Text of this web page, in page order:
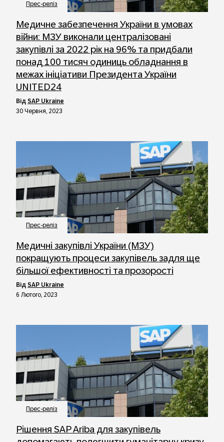
Прес-реліз
Медичне забезпечення України в умовах
війни: МЗУ виконали централізовані
закупівлі за 2022 рік на 96% та придбали
понад 100 тисяч одиниць обладнання в
межах ініціативи Президента України
UNITED24
від SAP Ukraine
30 Червня, 2023
Прес-реліз
Медичні закупівлі України (МЗУ)
покращують процеси закупівель задля ще
більшої ефективності та прозорості
від SAP Ukraine
6 Лютого, 2023
Прес-реліз
Рішення SAP Ariba для закупівель